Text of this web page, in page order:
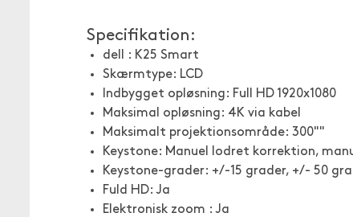
Specifikation:
dell : K25 Smart
Skærmtype: LCD
Indbygget opløsning: Full HD 1920x1080
Maksimal opløsning: 4K via kabel
Maksimalt projektionsområde: 300""
Keystone: Manuel lodret korrektion,
Keystone-grader: +/-15 grader, +/- 50
Fuld HD: Ja
Elektronisk zoom : Ja